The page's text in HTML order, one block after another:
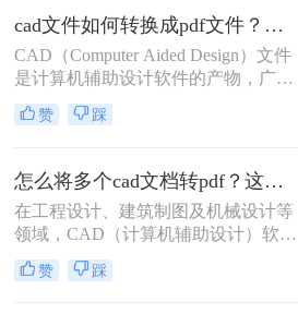
多。那么CAD怎么把图纸导出PDF的
格式呢？本文将介绍四种常用的方
法，帮助您轻松实现CAD图纸到PDF
的转换。
cad文件如何转换成pdf文件？三种快速实用的方法！
CAD（Computer Aided Design）文件
是计算机辅助设计软件的产物，广泛
应用于工程设计、机械制图、建筑设
计等领域。然而，由于CAD文件的特
面临兼容性问题。将CAD文件转换为
PDF格式是一种有效的解决方案，因
为PDF文件具有广泛的兼容性和良好
的排版保持性。那么cad文件如何转换
成pdf文件呢？以下是将CAD文件转
换为PDF文件的几种方法。
赞 踩
怎么将多个cad文档转pdf？这三种方法最好用！
在工程设计、建筑制图及机械设计等
领域，CAD（计算机辅助设计）软件
是不可或缺的工具。然而，在需要将
多个CAD文档分享给非CAD软件用户
赞 踩